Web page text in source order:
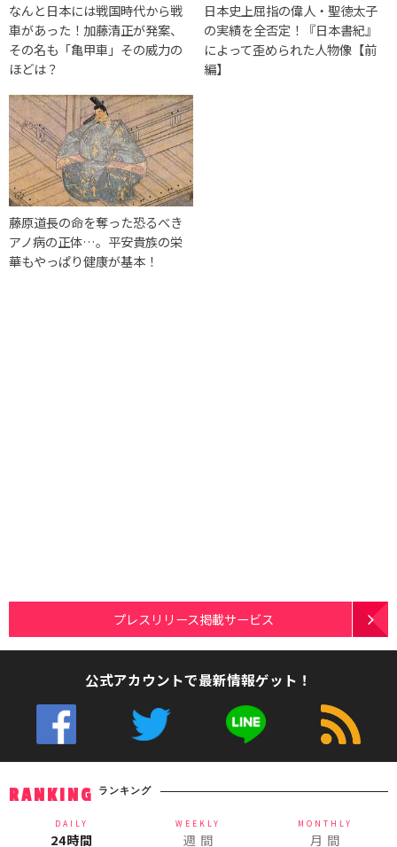
なんと日本には戦国時代から戦
車があった！加藤清正が発案、
その名も「亀甲車」その威力の
ほどは？
日本史上屈指の偉人・聖徳太子
の実績を全否定！『日本書紀』
によって歪められた人物像【前
編】
藤原道長の命を奪った恐るべき
アノ病の正体…。平安貴族の栄
華もやっぱり健康が基本！
プレスリリース掲載サービス
公式アカウントで最新情報ゲット！
RANKING ランキング
DAILY
24時間
WEEKLY
週 間
MONTHLY
月 間